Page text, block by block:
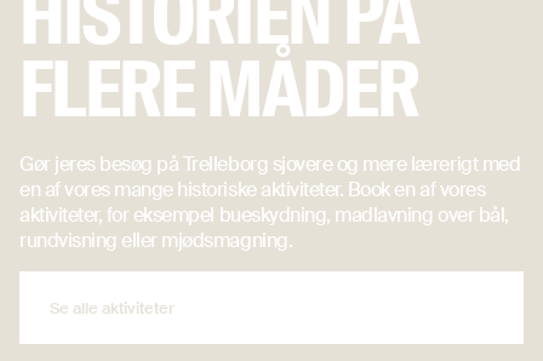
FLERE MÅDER
Gør jeres besøg på Trelleborg sjovere og mere lærerigt med
en af vores mange historiske aktiviteter. Book en af vores
aktiviteter, for eksempel bueskydning, madlavning over bål,
rundvisning eller mjødsmagning.
Se alle aktiviteter